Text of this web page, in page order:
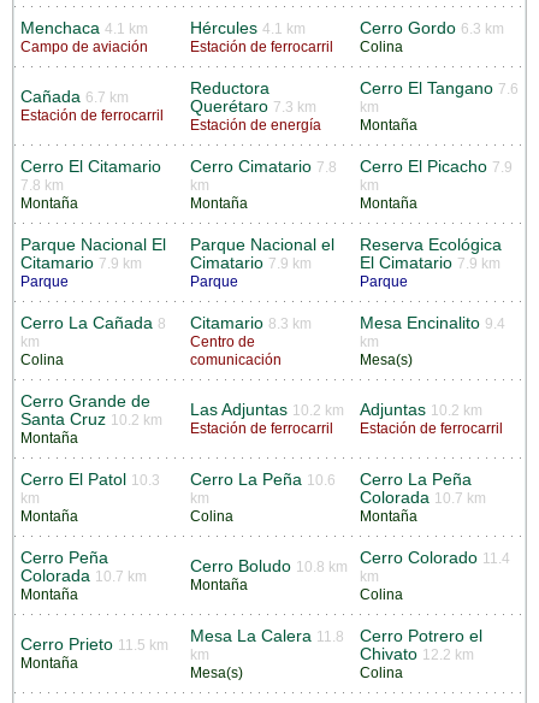
Menchaca 4.1 km
Campo de aviación
Hércules 4.1 km
Estación de ferrocarril
Cerro Gordo 6.3 km
Colina
Cañada 6.7 km
Estación de ferrocarril
Reductora
Querétaro 7.3 km
Estación de energía
Cerro El Tangano 7.6
km
Montaña
Cerro El Citamario
7.8 km
Montaña
Cerro Cimatario 7.8
km
Montaña
Cerro El Picacho 7.9
km
Montaña
Parque Nacional El
Citamario 7.9 km
Parque
Parque Nacional el
Cimatario 7.9 km
Parque
Reserva Ecológica
El Cimatario 7.9 km
Parque
Cerro La Cañada 8
km
Colina
Citamario 8.3 km
Centro de
comunicación
Mesa Encinalito 9.4
km
Mesa(s)
Cerro Grande de
Santa Cruz 10.2 km
Montaña
Las Adjuntas 10.2 km
Estación de ferrocarril
Adjuntas 10.2 km
Estación de ferrocarril
Cerro El Patol
10.3
km
Montaña
Cerro La Peña 10.6
km
Colina
Cerro La Peña
Colorada 10.7 km
Montaña
Cerro Peña
Colorada 10.7 km
Montaña
Cerro Boludo 10.8 km
Montaña
Cerro Colorado 11.4
km
Colina
Cerro Prieto 11.5 km
Montaña
Mesa La Calera 11.8
km
Mesa(s)
Cerro Potrero el
Chivato 12.2 km
Colina